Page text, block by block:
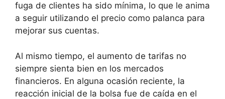
fuga de clientes ha sido mínima, lo que le anima
a seguir utilizando el precio como palanca para
mejorar sus cuentas.
Al mismo tiempo, el aumento de tarifas no
siempre sienta bien en los mercados
financieros. En alguna ocasión reciente, la
reacción inicial de la bolsa fue de caída en el